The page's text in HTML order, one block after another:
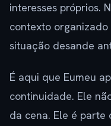
interesses próprios.
contexto
situação desande
É aqui que Eumeu
continuidade. Ele
da cena. Ele é parte